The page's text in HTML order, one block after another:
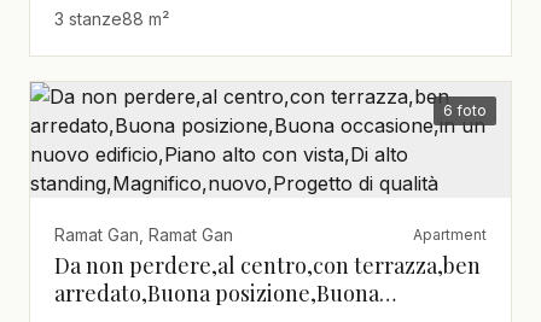
3 stanze88 m²
6 foto
Ramat Gan, Ramat Gan Apartment
Da non perdere,al centro,con terrazza,ben
arredato,Buona posizione,Buona